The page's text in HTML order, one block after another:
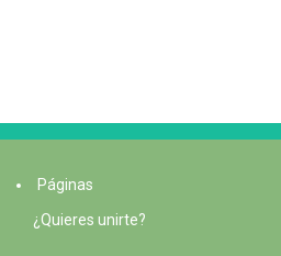
Páginas
¿Quieres unirte?